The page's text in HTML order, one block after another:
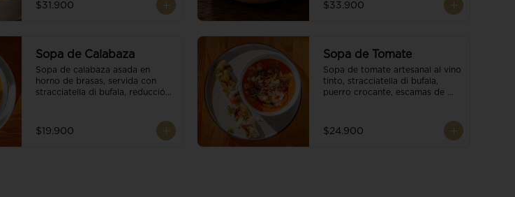
$31.900 $33.900
Sopa de Calabaza
Sopa de calabaza asada en
horno de brasas, servida con
stracciatella di bufala, reducción
$19.900
Sopa de Tomate
Sopa de tomate artesanal al vino
tinto, stracciatella di bufala,
puerro crocante, escamas de
pesto. Acompañado de un
tostón de pan focaccia.
$24.900